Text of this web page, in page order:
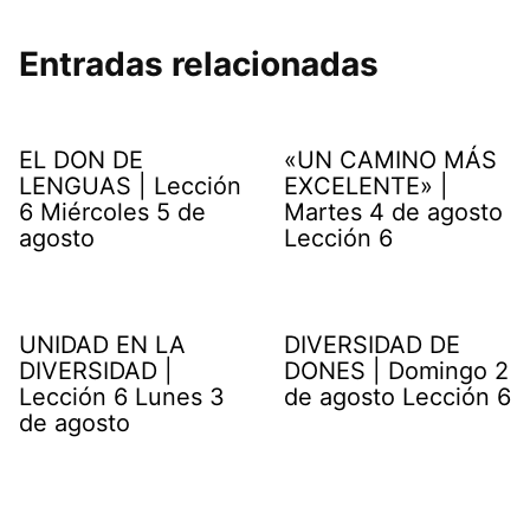
Entradas relacionadas
EL DON DE
LENGUAS | Lección
6 Miércoles 5 de
agosto
«UN CAMINO MÁS
EXCELENTE» |
Martes 4 de agosto
Lección 6
UNIDAD EN LA
DIVERSIDAD |
Lección 6 Lunes 3
de agosto
DIVERSIDAD DE
DONES | Domingo 2
de agosto Lección 6